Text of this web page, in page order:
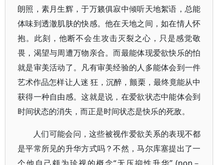
朗照，素月生辉，于万籁俱寂中倾听天地絮语，总能
体味到透澈肌肤的快感。他在天地之间，如在情人怀
抱。此刻，他断不会生攻击灭裂之心，只是感觉敬
畏，渴望与周遭万物亲合。而最能体现爱欲快乐的怕
就是审美活动了。凡有审美经验的人多能体会到一件
艺术作品怎样让人迷 狂，沉醉，颤栗，最终竟能从中
获得一种自由感。这就是说，在爱欲状态中能体会到
时间状态的消失，而正是时间状态是快乐的死敌。
人们可能会问，这些被视作爱欲关系的表现不都
是平常所见的升华方式吗？不然，马尔库塞提出了一